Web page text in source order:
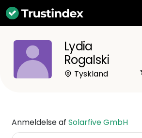
Lydia
Rogalski
Tyskland
Anmeldelse af Solarfive GmbH